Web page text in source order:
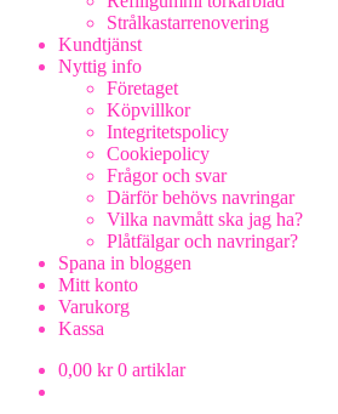
Strålkastarrenovering
Kundtjänst
Nyttig info
Företaget
Köpvillkor
Integritetspolicy
Cookiepolicy
Frågor och svar
Därför behövs navringar
Vilka navmått ska jag ha?
Plåtfälgar och navringar?
Spana in bloggen
Mitt konto
Varukorg
Kassa
0,00 kr 0 artiklar